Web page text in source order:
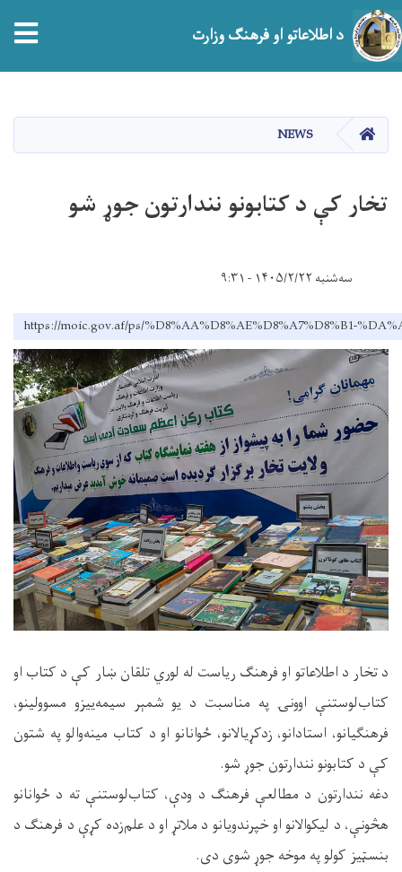
د اطلاعاتو او فرهنګ وزارت
HOME
NEWS
تخار کې د کتابونو نندارتون جوړ شو
سه‌شنبه ۱۴۰۵/۲/۲۲ - ۹:۳۱
https://moic.gov.af/ps/%D8%AA%D8%AE%D8%A7%D8%B1-
د تخار د اطلاعاتو او فرهنګ ریاست له لوري تلقان ښار کې د کتاب او
کتاب‌لوستنې اوونۍ په مناسبت د یو شمېر سیمه‌ییزو مسوولینو،
فرهنګیانو، استادانو، زدکړیالانو، ځوانانو او د کتاب مینه‌والو په شتون
کې د کتابونو نندارتون جوړ شو.
دغه نندارتون د مطالعې فرهنګ د ودې، کتاب‌لوستنې ته د ځوانانو
هڅونې، د لیکوالانو او خپرندویانو د ملاتړ او د علم‌زده کړې د فرهنګ د
بنسټیز کولو په موخه جوړ شوی دی.